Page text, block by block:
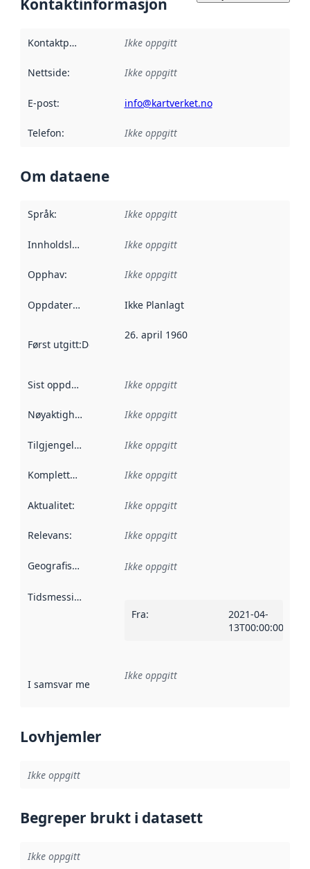
Kontaktinformasjon
Kontaktpunkt Ikke oppgitt
Nettside: Ikke oppgitt
E-post: info@kartverket.no
Telefon: Ikke oppgitt
Om dataene
Språk: Ikke oppgitt
Innholdsleverandører :
Ikke oppgitt
Opphav: Ikke oppgitt
Oppdateringsfrekvens :
Ikke Planlagt
Først utgitt:Denne datoen sier når dataene i dette
26. april 1960
Sist oppdatert Ikke oppgitt
Nøyaktighet Ikke oppgitt
Tilgjengelighet Ikke oppgitt
Kompletthet Ikke oppgitt
Aktualitet: Ikke oppgitt
Relevans: Ikke oppgitt
Geografisk avgrensning :
Ikke oppgitt
Tidsmessig avgrensning
Fra:
2021-04-
13T00:00:00Z
I samsvar med Referanse til en implementasjonsregel
Ikke oppgitt
Lovhjemler
Ikke oppgitt
Begreper brukt i datasett
Ikke oppgitt